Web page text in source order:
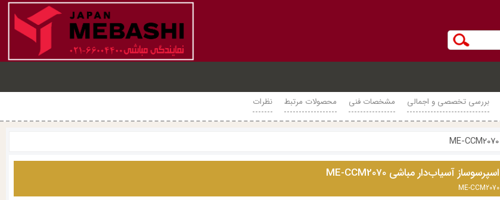
بررسی تخصصی و اجمالی مشخصات فنی محصولات مرتبط نظرات
اسپرسوساز آسیاب‌دار مباشی ME-CCM2070
ME-CCM2070